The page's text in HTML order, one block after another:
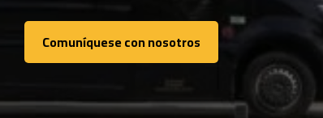
Comuníquese con nosotros
Comuníquese con nosotros